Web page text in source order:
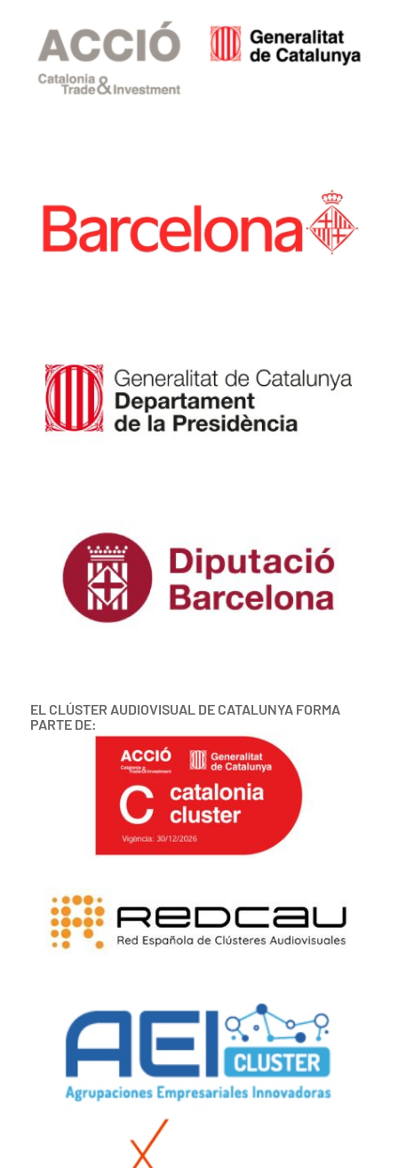
EL CLÚSTER AUDIOVISUAL DE CATALUNYA FORMA
PARTE DE: